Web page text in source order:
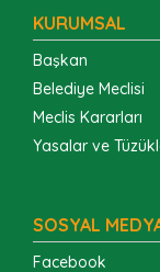
KURUMSAL
Başkan
Belediye Meclisi
Meclis Kararları
Yasalar ve
SOSYAL
Facebook